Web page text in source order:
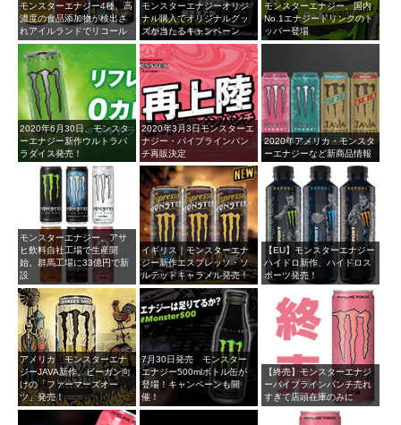
モンスターエナジー4種、高
濃度の食品添加物が検出さ
れアイルランドでリコール
モンスターエナジーオリジ
ナル購入でオリジナルグッ
ズが当たるキャンペーン
モンスターエナジー、国内
No.1エナジードリンクのト
ッパー登場
2020年6月30日、モンスタ
ーエナジー新作ウルトラパ
ラダイス発売！
2020年3月3日モンスターエ
ナジー・パイプラインパン
チ再販決定
2020年アメリカ・モンスタ
ーエナジーなど新商品情報
モンスターエナジー、アサ
ヒ飲料自社工場で生産開
始。群馬工場に33億円で新
設
イギリス｜モンスターエナ
ジー新作エスプレッソ・ソ
ルテッドキャラメル発売！
【EU】モンスターエナジー
ハイドロ新作、ハイドロス
ポーツ発売！
アメリカ モンスターエナ
ジーJAVA新作、ビーガン向
けの「ファーマーズオー
ツ」発売！
7月30日発売 モンスター
エナジー500mlボトル缶が
登場！キャンペーンも開
催！
【終売】モンスターエナジ
ーパイプラインパンチ売れ
すぎて店頭在庫のみに